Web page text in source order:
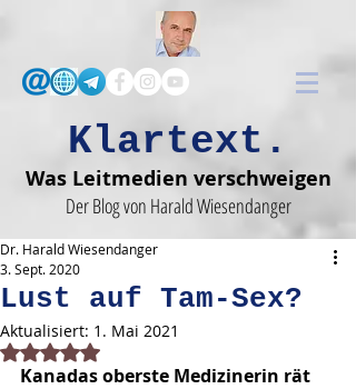
Klartext.
Was Leitmedien verschweigen
Der Blog von Harald Wiesendanger
Lust auf Tam-Sex?
Dr. Harald Wiesendanger
3. Sept. 2020
Aktualisiert: 1. Mai 2021
Mit NaN von 5 Sternen bewertet.
Kanadas oberste Medizinerin rät